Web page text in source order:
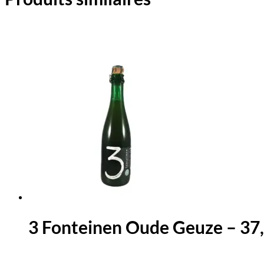
3 Fonteinen Oude Geuze –